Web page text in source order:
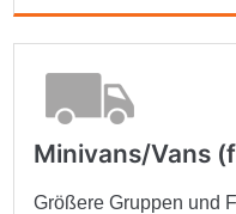
Minivans/Vans
Größere Gruppen und